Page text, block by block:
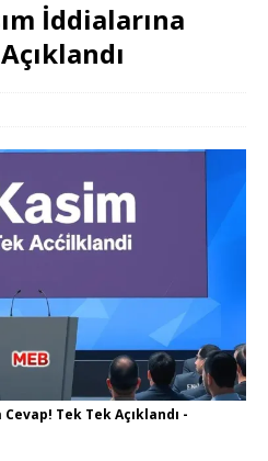
İddialarına
Tek Tek Açıklandı -